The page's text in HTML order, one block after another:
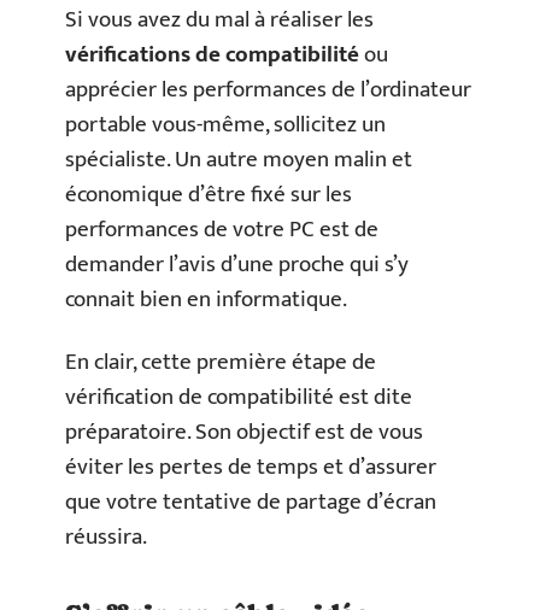
Si vous avez du mal à réaliser les
vérifications de compatibilitéou
apprécier les performances de l’ordinateur
portable vous-même, sollicitez un
spécialiste. Un autre moyen malin et
économique d’être fixé sur les
performances de votre PC est de
demander l’avis d’une proche qui s’y
connait bien en informatique.
En clair, cette première étape de
vérification de compatibilité est dite
préparatoire. Son objectif est de vous
éviter les pertes de temps et d’assurer
que votre tentative de partage d’écran
réussira.